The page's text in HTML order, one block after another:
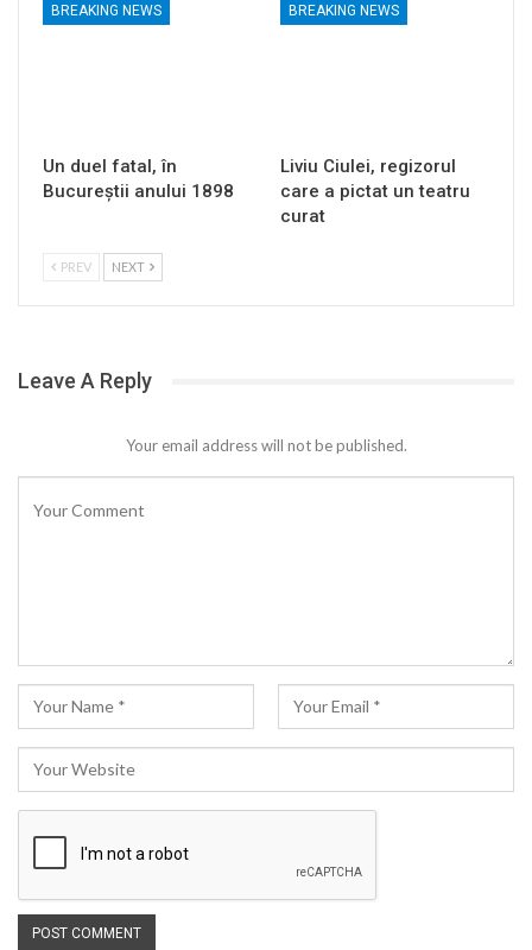
BREAKING NEWS
Un duel fatal, în
Bucureştii anului 1898
BREAKING NEWS
Liviu Ciulei, regizorul
care a pictat un teatru
curat
PREV NEXT
Leave A Reply
Your email address will not be published.